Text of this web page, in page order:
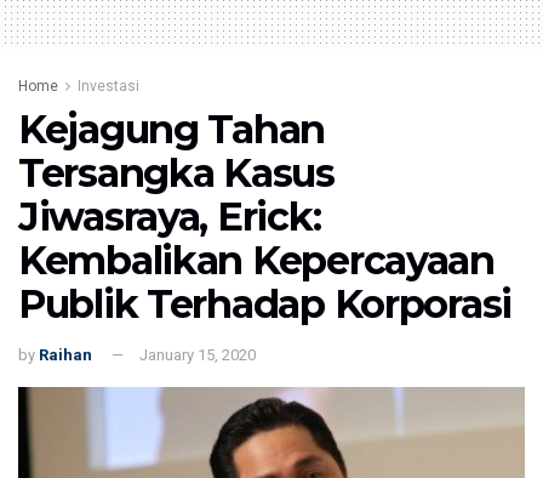
Home Investasi
Kejagung Tahan
Tersangka Kasus
Jiwasraya, Erick:
Kembalikan Kepercayaan
Publik Terhadap Korporasi
by Raihan January 15, 2020